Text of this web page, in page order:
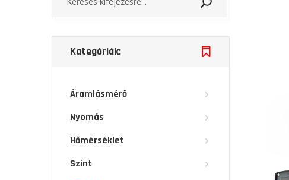
Kategóriák:
Áramlásmérő
Nyomás
Hőmérséklet
Szint